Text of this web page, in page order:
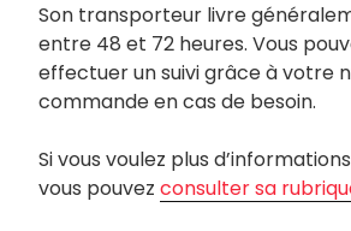
Son transporteur livre
entre 48 et 72 heures. Vous
effectuer un suivi grâce à votre
commande en cas de besoin.
Si vous voulez plus
vous pouvez consulter sa